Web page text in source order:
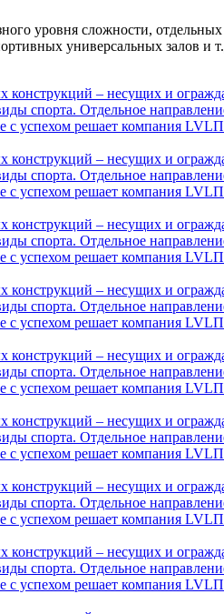
уровня сложности,
универсальных залов и